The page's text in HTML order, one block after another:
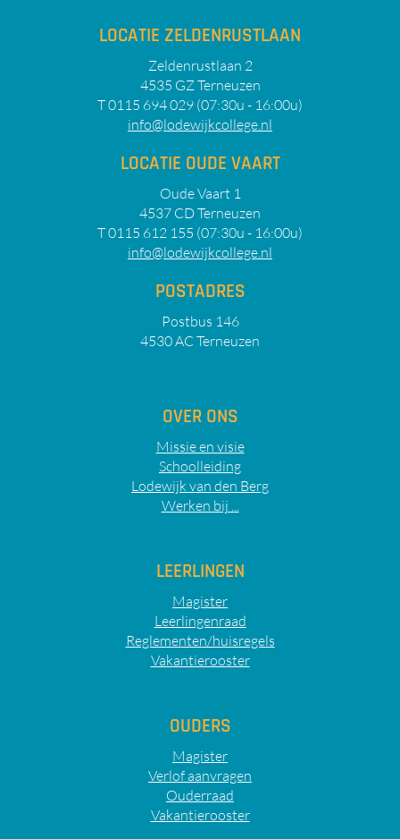
LOCATIE ZELDENRUSTLAAN
Zeldenrustlaan 2
4535 GZ Terneuzen
T 0115 694 029 (07:30u - 16:00u)
info@lodewijkcollege.nl
LOCATIE OUDE VAART
Oude Vaart 1
4537 CD Terneuzen
T 0115 612 155 (07:30u - 16:00u)
info@lodewijkcollege.nl
POSTADRES
Postbus 146
4530 AC Terneuzen
OVER ONS
Missie en visie
Schoolleiding
Lodewijk van den Berg
Werken bij ...
LEERLINGEN
Magister
Leerlingenraad
Reglementen/huisregels
Vakantierooster
OUDERS
Magister
Verlof aanvragen
Ouderraad
Vakantierooster